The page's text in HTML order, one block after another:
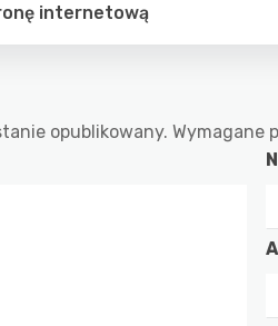
internetową
opublikowany. Wymagane